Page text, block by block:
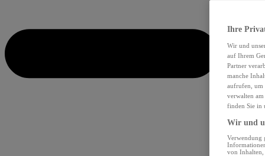
Ihre
Wir und
auf Ihrem
Partner
manche
aufrufen, um
verwalten
finden Sie in
Wir und
Verwendung
von Inhalten,